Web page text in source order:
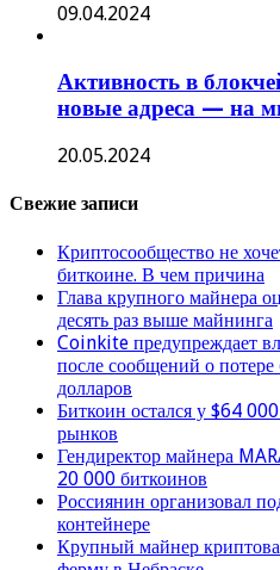
09.04.2024
Активность в
новые адреса — на
20.05.2024
Свежие записи
Криптосообщество не
биткоине. В чем причина
Глава крупного майнера
десять раз выше майнинга
Coinkite предупреждает
после сообщений о
долларов
Биткоин остался у $64
рынков
Гендиректор майнера
20 000 биткоинов
Россиянин организовал
контейнере
Крупный майнер